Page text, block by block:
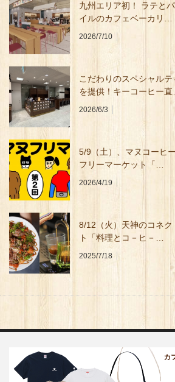
九州エリア初！ ラテと
イルのカフェベーカリ…
2026/7/10
こだわりのスペシャル
を提供！キーコーヒー直
2026/6/3
5/9（⼟）、マヌコーヒ
フリーマーケット「…
2026/4/19
8/12（火）天神のコネ
ト「料理とコ－ヒ－…
2025/7/18